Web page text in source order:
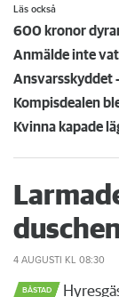
Läs också
600 kronor
Ansvarsskyddet
4 AUGUSTI KL 08:30
BÅSTAD